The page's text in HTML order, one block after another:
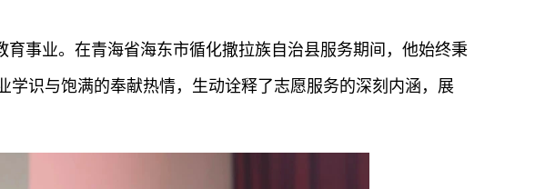
事业。在青海省海东市循化撒拉族自治县服务期间，他始终秉
学识与饱满的奉献热情，生动诠释了志愿服务的深刻内涵，展